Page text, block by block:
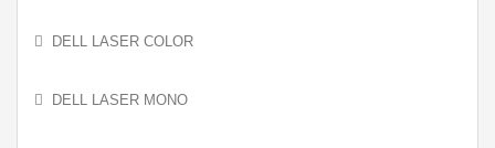
DELL LASER COLOR
DELL LASER MONO